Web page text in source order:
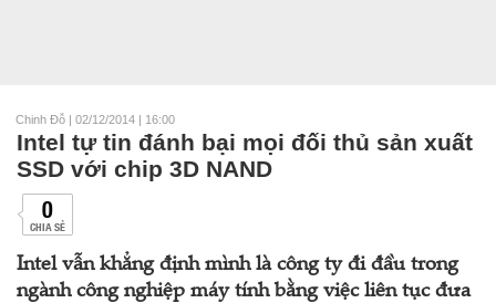
Chinh Đỗ | 02/12/2014 | 16:00
Intel tự tin đánh bại mọi đối thủ sản xuất
SSD với chip 3D NAND
0
CHIA SẺ
Intel vẫn khẳng định mình là công ty đi đầu trong
ngành công nghiệp máy tính bằng việc liên tục đưa